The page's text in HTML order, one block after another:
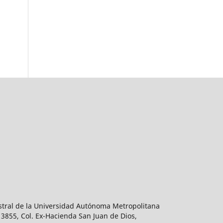
de la Universidad Autónoma Metropolitana
Col. Ex-Hacienda San Juan de Dios,